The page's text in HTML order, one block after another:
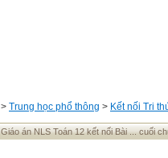
> Trung học phổ thông > Kết nối Tri
Giáo án NLS Toán 12 kết nối Bài ... cuối